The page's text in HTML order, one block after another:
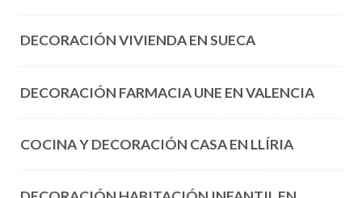
DECORACIÓN VIVIENDA EN SUECA
DECORACIÓN FARMACIA UNE EN VALENCIA
COCINA Y DECORACIÓN CASA EN LLÍRIA